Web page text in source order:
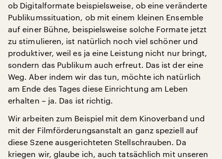
ob Digitalformate beispielsweise, ob eine veränderte
Publikumssituation, ob mit einem kleinen Ensemble
auf einer Bühne, beispielsweise solche Formate jetzt
zu stimulieren, ist natürlich noch viel schöner und
produktiver, weil es ja eine Leistung nicht nur bringt,
sondern das Publikum auch erfreut. Das ist der eine
Weg. Aber indem wir das tun, möchte ich natürlich
am Ende des Tages diese Einrichtung am Leben
erhalten – ja. Das ist richtig.
Wir arbeiten zum Beispiel mit dem Kinoverband und
mit der Filmförderungsanstalt an ganz speziell auf
diese Szene ausgerichteten Stellschrauben. Da
kriegen wir, glaube ich, auch tatsächlich mit unseren